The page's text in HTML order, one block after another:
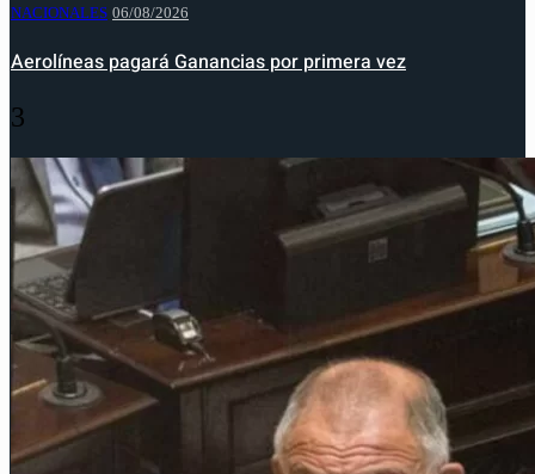
NACIONALES 06/08/2026
Aerolíneas pagará Ganancias por primera vez
3